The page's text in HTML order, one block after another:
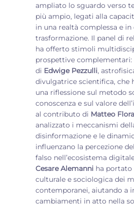
ampliato lo sguardo verso
più ampio, legati alla
in una realtà complessa e
trasformazione. Il panel di
ha offerto stimoli
prospettive complementari:
di Edwige Pezzulli,
divulgatrice scientifica, che
una riflessione sul metodo
conoscenza e sul valore
al contributo di Matteo Flora
analizzato i meccanismi
disinformazione e le
influenzano la percezione
falso nell’ecosistema
Cesare Alemanni ha portato
culturale e sociologica dei
contemporanei, aiutando a
cambiamenti in atto nella